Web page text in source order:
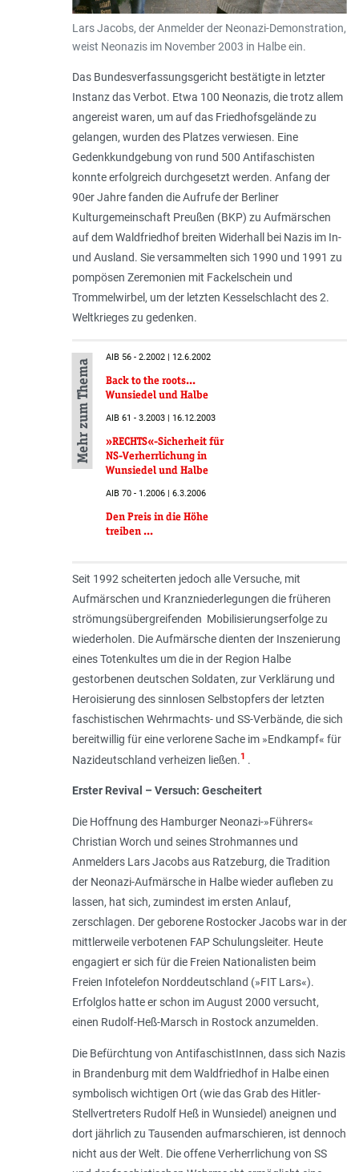
Lars Jacobs, der Anmelder der Neonazi-Demonstration,
weist Neonazis im November 2003 in Halbe ein.
Das Bundesverfassungsgericht bestätigte in letzter
Instanz das Verbot. Etwa 100 Neonazis, die trotz allem
angereist waren, um auf das Friedhofsgelände zu
gelangen, wurden des Platzes verwiesen. Eine
Gedenkkundgebung von rund 500 Antifaschisten
konnte erfolgreich durchgesetzt werden. Anfang der
90er Jahre fanden die Aufrufe der Berliner
Kulturgemeinschaft Preußen (BKP) zu Aufmärschen
auf dem Waldfriedhof breiten Widerhall bei Nazis im In-
und Ausland. Sie versammelten sich 1990 und 1991 zu
pompösen Zeremonien mit Fackelschein und
Trommelwirbel, um der letzten Kesselschlacht des 2.
Weltkrieges zu gedenken.
Mehr zum Thema
AIB 56 - 2.2002 | 12.6.2002
Back to the roots...
Wunsiedel und Halbe
AIB 61 - 3.2003 | 16.12.2003
»RECHTS«-Sicherheit für
NS-Verherrlichung in
Wunsiedel und Halbe
AIB 70 - 1.2006 | 6.3.2006
Den Preis in die Höhe
treiben ...
Seit 1992 scheiterten jedoch alle Versuche, mit
Aufmärschen und Kranzniederlegungen die früheren
strömungsübergreifenden Mobilisierungserfolge zu
wiederholen. Die Aufmärsche dienten der Inszenierung
eines Totenkultes um die in der Region Halbe
gestorbenen deutschen Soldaten, zur Verklärung und
Heroisierung des sinnlosen Selbstopfers der letzten
faschistischen Wehrmachts- und SS-Verbände, die sich
bereitwillig für eine verlorene Sache im »Endkampf« für
Nazideutschland verheizen ließen.1 .
Erster Revival – Versuch: Gescheitert
Die Hoffnung des Hamburger Neonazi-»Führers«
Christian Worch und seines Strohmannes und
Anmelders Lars Jacobs aus Ratzeburg, die Tradition
der Neonazi-Aufmärsche in Halbe wieder aufleben zu
lassen, hat sich, zumindest im ersten Anlauf,
zerschlagen. Der geborene Rostocker Jacobs war in der
mittlerweile verbotenen FAP Schulungsleiter. Heute
engagiert er sich für die Freien Nationalisten beim
Freien Infotelefon Norddeutschland (»FIT Lars«).
Erfolglos hatte er schon im August 2000 versucht,
einen Rudolf-Heß-Marsch in Rostock anzumelden.
Die Befürchtung von AntifaschistInnen, dass sich Nazis
in Brandenburg mit dem Waldfriedhof in Halbe einen
symbolisch wichtigen Ort (wie das Grab des Hitler-
Stellvertreters Rudolf Heß in Wunsiedel) aneignen und
dort jährlich zu Tausenden aufmarschieren, ist dennoch
nicht aus der Welt. Die offene Verherrlichung von SS